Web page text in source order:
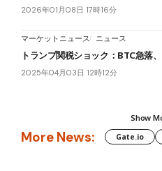
2026年01月08日 17時16分
マーケットニュース ニュース
トランプ関税ショック：BTC急落
2025年04月03日 12時12分
Show
More News: Gate.io